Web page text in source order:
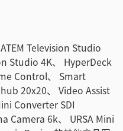
Television Studio
Studio 4K、 HyperDeck
Control、 Smart
20x20、 Video Assist
Converter SDI
Camera 6k、 URSA Mini